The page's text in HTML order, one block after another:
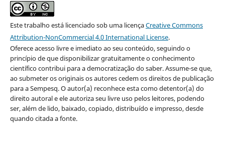
Este trabalho está licenciado sob uma licençaCreative Commons
Attribution-NonCommercial 4.0 International License.
Oferece acesso livre e imediato ao seu conteúdo, seguindo o
princípio de que disponibilizar gratuitamente o conhecimento
científico contribui para a democratização do saber. Assume-se que,
ao submeter os originais os autores cedem os direitos de publicação
para a Sempesq. O autor(a) reconhece esta como detentor(a) do
direito autoral e ele autoriza seu livre uso pelos leitores, podendo
ser, além de lido, baixado, copiado, distribuído e impresso, desde
quando citada a fonte.